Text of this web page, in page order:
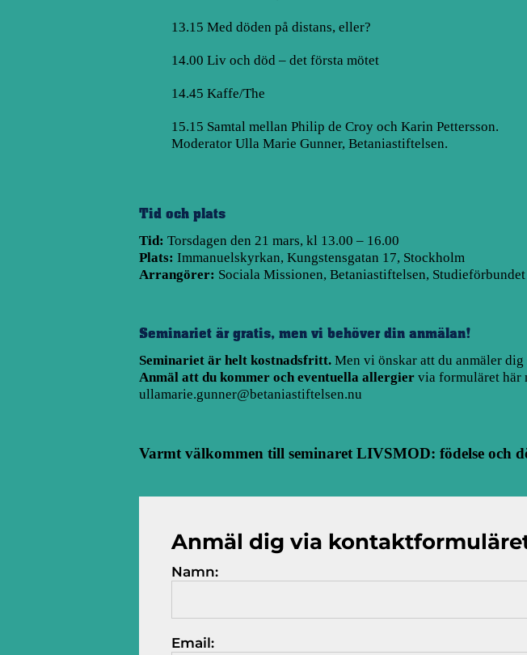
13.15 Med döden på distans, eller?
14.00 Liv och död – det första mötet
14.45 Kaffe/The
15.15 Samtal mellan Philip de Croy och Karin Pettersson.
Moderator Ulla Marie Gunner, Betaniastiftelsen.
Tid och plats
Tid: Torsdagen den 21 mars, kl 13.00 – 16.00
Plats: Immanuelskyrkan, Kungstensgatan 17, Stockholm
Arrangörer: Sociala Missionen, Betaniastiftelsen,
Seminariet är gratis, men vi behöver din anmälan!
Seminariet är helt kostnadsfritt. Men vi önskar att du anmäler
Anmäl att du kommer och eventuella allergier via formuläret här
ullamarie.gunner@betaniastiftelsen.nu
Varmt välkommen till seminaret LIVSMOD: födelse och
Anmäl dig via
Namn:
Email: